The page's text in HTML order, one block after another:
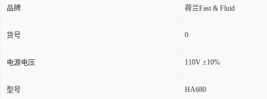
品牌 荷兰Fast & Fluid
货号 0
电源电压 110V ±10%
型号 HA680